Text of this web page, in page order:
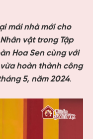
mái nhà mới cho
vật trong Tập
Hoa Sen cùng với
hoàn thành công
5, năm 2024.